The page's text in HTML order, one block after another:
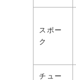
スポー
ク
チュー